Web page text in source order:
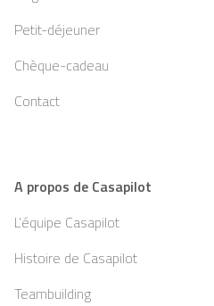
Petit-déjeuner
Chèque-cadeau
Contact
A propos de Casapilot
L’équipe Casapilot
Histoire de Casapilot
Teambuilding